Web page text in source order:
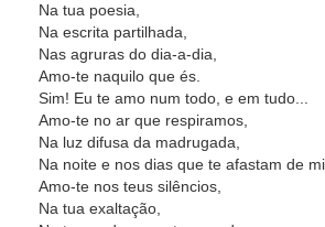
Na tua poesia,
Na escrita partilhada,
Nas agruras do dia-a-dia,
Amo-te naquilo que és.
Sim! Eu te amo num todo, e em tudo...
Amo-te no ar que respiramos,
Na luz difusa da madrugada,
Na noite e nos dias que te afastam de
Amo-te nos teus silêncios,
Na tua exaltação,